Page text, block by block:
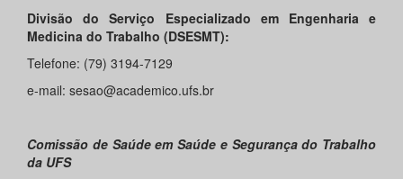
Divisão do Serviço Especializado em Engenharia e
Medicina do Trabalho (DSESMT):
Telefone: (79) 3194-7129
e-mail: sesao@academico.ufs.br
Comissão de Saúde em Saúde e Segurança do Trabalho
da UFS